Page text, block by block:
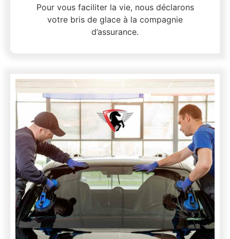
Pour vous faciliter la vie, nous déclarons
votre bris de glace à la compagnie
d’assurance.